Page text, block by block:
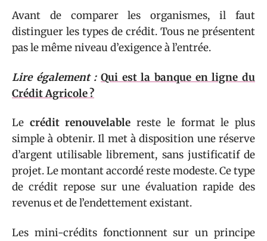
Avant de comparer les organismes, il faut
distinguer les types de crédit. Tous ne présentent
pas le même niveau d’exigence à l’entrée.
Lire également : Qui est la banque en ligne du
Crédit Agricole ?
Le crédit renouvelable reste le format le plus
simple à obtenir. Il met à disposition une réserve
d’argent utilisable librement, sans justificatif de
projet. Le montant accordé reste modeste. Ce type
de crédit repose sur une évaluation rapide des
revenus et de l’endettement existant.
Les mini-crédits fonctionnent sur un principe